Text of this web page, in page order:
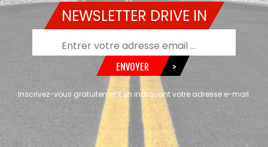
NEWSLETTER DRIVE IN
ENVOYER >
Inscrivez-vous gratuitement en indiquant votre adresse e-mail.